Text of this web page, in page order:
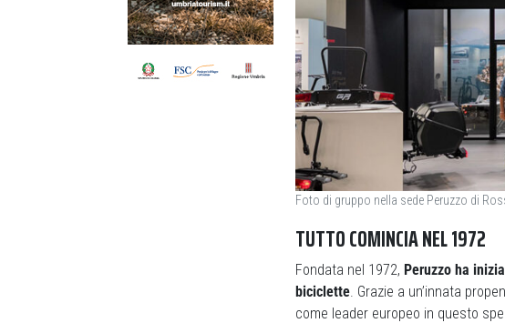
Foto di gruppo nella sede Peruzzo di
TUTTO COMINCIA NEL 1972
Fondata nel 1972, Peruzzo ha
biciclette . Grazie a un’innata
come leader europeo in questo